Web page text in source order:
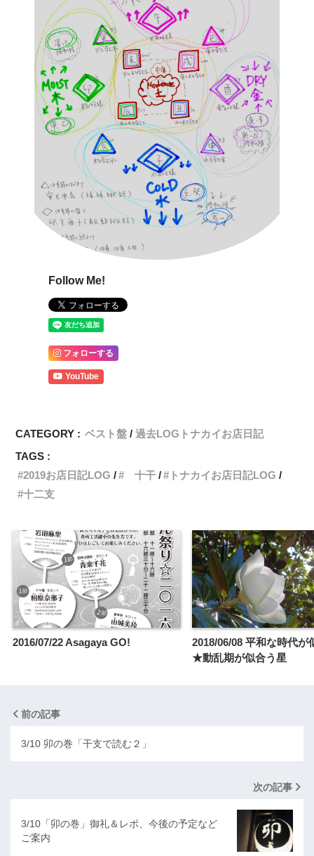
Follow Me!
フォローする
YouTube
CATEGORY : ベスト盤
過去LOGトナカイお店日記
TAGS :
2019お店日記LOG
十干
トナカイお店日記LOG
十二支
2016/07/22 Asagaya GO!
2018/06/08 平和な時代が
★動乱期が似合う星
前の記事
3/10 卯の巻「干支で読む２」
次の記事
3/10「卯の巻」御礼＆レポ、今後の予定など
ご案内